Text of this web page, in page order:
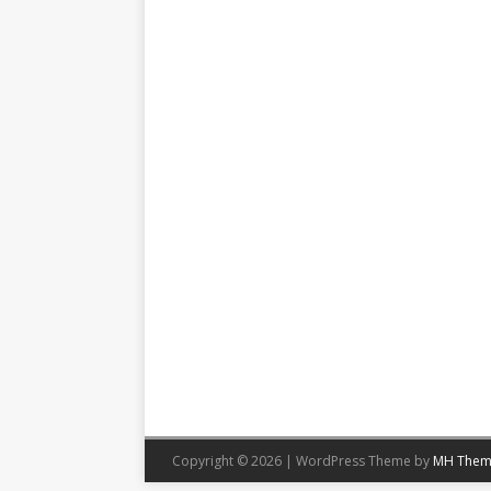
Copyright © 2026 | WordPress Theme by MH